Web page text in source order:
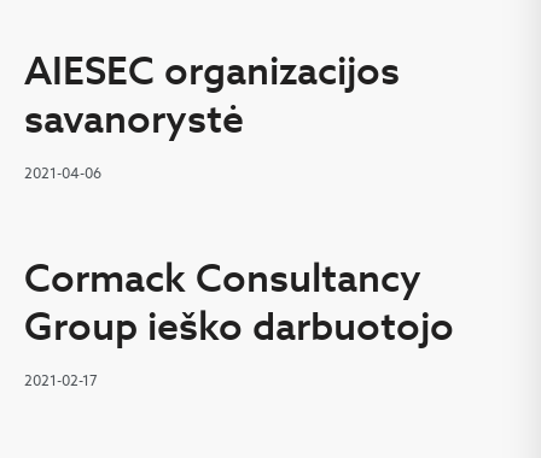
AIESEC organizacijos
savanorystė
2021-04-06
Cormack Consultancy
Group ieško darbuotojo
2021-02-17